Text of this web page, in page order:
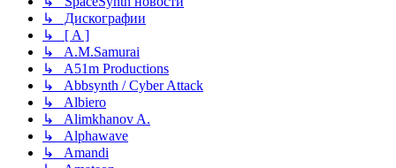
↳ Дискографии
↳ [ A ]
↳ A.M.Samurai
↳ A51m Productions
↳ Abbsynth / Cyber Attack
↳ Albiero
↳ Alimkhanov A.
↳ Alphawave
↳ Amandi